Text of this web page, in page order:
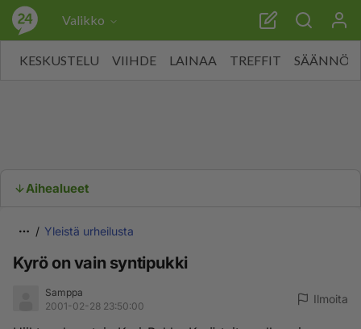
Valikko
KESKUSTELU VIIHDE LAINAA TREFFIT SÄÄNNÖT
Aihealueet
Yleistä urheilusta
Kyrö on vain syntipukki
Samppa
2001-02-28 23:50:00
Ilmoita